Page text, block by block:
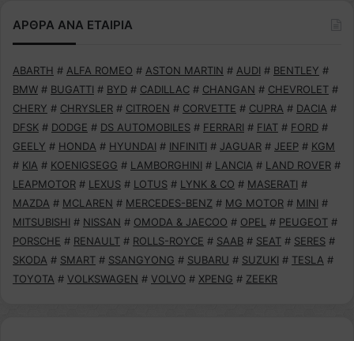
ΑΡΘΡΑ ΑΝΑ ΕΤΑΙΡΙΑ
ABARTH # ALFA ROMEO # ASTON MARTIN # AUDI # BENTLEY #
BMW # BUGATTI # BYD # CADILLAC # CHANGAN # CHEVROLET #
CHERY # CHRYSLER # CITROEN # CORVETTE # CUPRA # DACIA #
DFSK # DODGE # DS AUTOMOBILES # FERRARI # FIAT # FORD #
GEELY # HONDA # HYUNDAI # INFINITI # JAGUAR # JEEP # KGM
# KIA # KOENIGSEGG # LAMBORGHINI # LANCIA # LAND ROVER #
LEAPMOTOR # LEXUS # LOTUS # LYNK & CO # MASERATI #
MAZDA # MCLAREN # MERCEDES-BENZ # MG MOTOR # MINI #
MITSUBISHI # NISSAN # OMODA & JAECOO # OPEL # PEUGEOT #
PORSCHE # RENAULT # ROLLS-ROYCE # SAAB # SEAT # SERES #
SKODA # SMART # SSANGYONG # SUBARU # SUZUKI # TESLA #
TOYOTA # VOLKSWAGEN # VOLVO # XPENG # ZEEKR